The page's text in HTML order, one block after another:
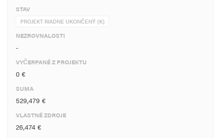
STAV
PROJEKT RIADNE UKONČENÝ (K)
NEZROVNALOSTI
-
VYČERPANÉ Z PROJEKTU
0 €
SUMA
529,479 €
VLASTNÉ ZDROJE
26,474 €